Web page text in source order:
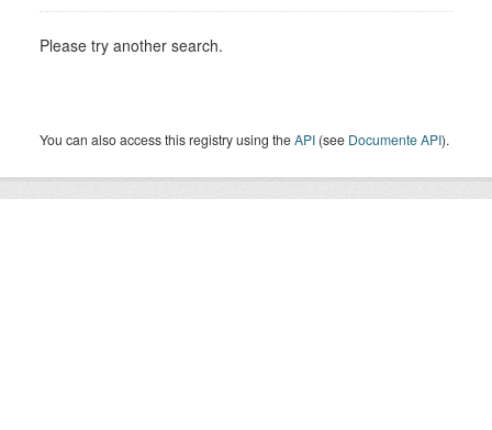
Please try another search.
You can also access this registry using theAPI (see Documente API).